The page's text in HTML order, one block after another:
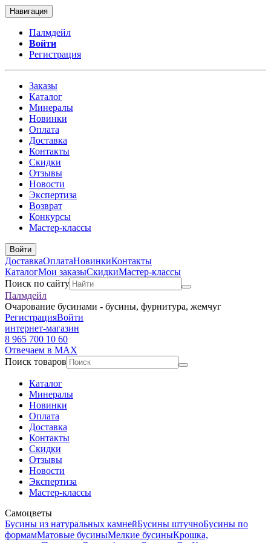
Навигация
Палмдейл
Войти
Регистрация
Заказы
Каталог
Минералы
Новинки
Оплата
Доставка
Контакты
Скидки
Отзывы
Новости
Экспертиза
Возврат
Конкурсы
Мастер-классы
Войти
ДоставкаОплатаНовинкиКонтакты
КаталогМои заказыСкидкиМастер-классы
Поиск по сайту
Палмдейл
Очарование бусинами - бусины, фурнитура, жемчуг
РегистрацияВойти
интернет-магазин
8 965 700 10 60
Отвечаем в MAX
Поиск товаров
Каталог
Минералы
Новинки
Оплата
Доставка
Контакты
Скидки
Отзывы
Новости
Экспертиза
Мастер-классы
Самоцветы
Бусины из натуральных камнейБусины штучноБусины по
формамМатовые бусиныМелкие бусиныКрошка,